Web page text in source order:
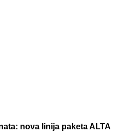
nova linija paketa ALTA